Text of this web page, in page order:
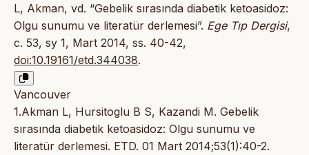
L, Akman, vd. “Gebelik sırasında diabetik ketoasidoz:
Olgu sunumu ve literatür derlemesi”. Ege Tıp Dergisi,
c. 53, sy 1, Mart 2014, ss. 40-42,
doi:10.19161/etd.344038.
Vancouver
1.Akman L, Hursitoglu B S, Kazandi M. Gebelik
sırasında diabetik ketoasidoz: Olgu sunumu ve
literatür derlemesi. ETD. 01 Mart 2014;53(1):40-2.